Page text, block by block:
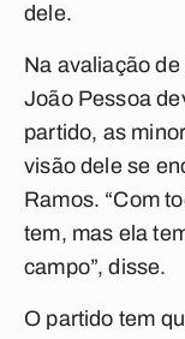
dele.
Na avaliação
João Pessoa
partido, as
visão dele se
Ramos. “Com
tem, mas ela
campo”, disse.
O partido tem